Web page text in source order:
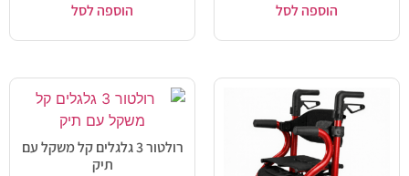
הוספה לסל הוספה לסל
רולטור 3 גלגלים קל משקל עם
תיק